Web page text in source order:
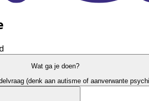
Wat ga je doen?
(denk aan autisme of aanverwante